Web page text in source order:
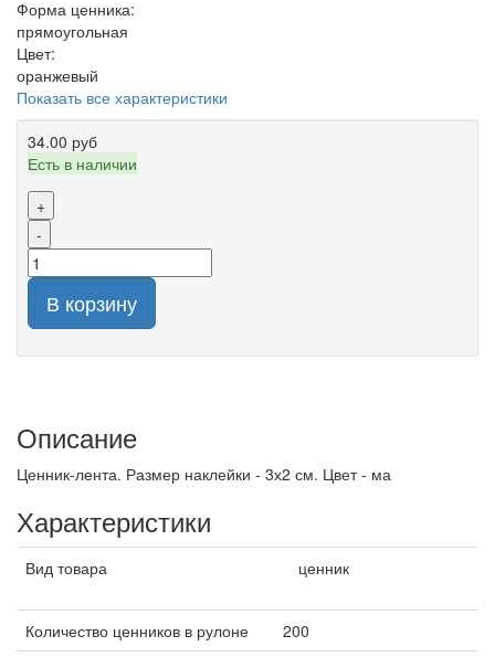
Форма ценника:
прямоугольная
Цвет:
оранжевый
Показать все характеристики
34.00 руб
Есть в наличии
+
-
В корзину
Описание
Ценник-лента. Размер наклейки - 3х2 см. Цвет - ма
Характеристики
Вид товара ценник
Количество ценников в рулоне
200